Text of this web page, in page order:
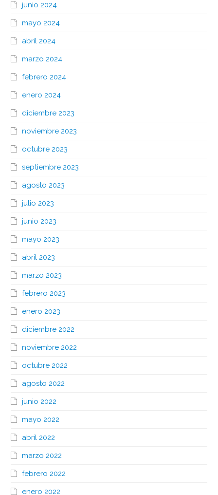
junio 2024
mayo 2024
abril 2024
marzo 2024
febrero 2024
enero 2024
diciembre 2023
noviembre 2023
octubre 2023
septiembre 2023
agosto 2023
julio 2023
junio 2023
mayo 2023
abril 2023
marzo 2023
febrero 2023
enero 2023
diciembre 2022
noviembre 2022
octubre 2022
agosto 2022
junio 2022
mayo 2022
abril 2022
marzo 2022
febrero 2022
enero 2022